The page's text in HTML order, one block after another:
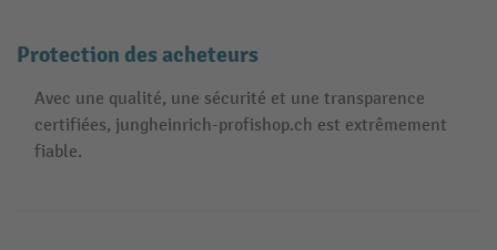
Protection des acheteurs
Avec une qualité, une sécurité et une transparence
certifiées, jungheinrich-profishop.ch est extrêmement
fiable.